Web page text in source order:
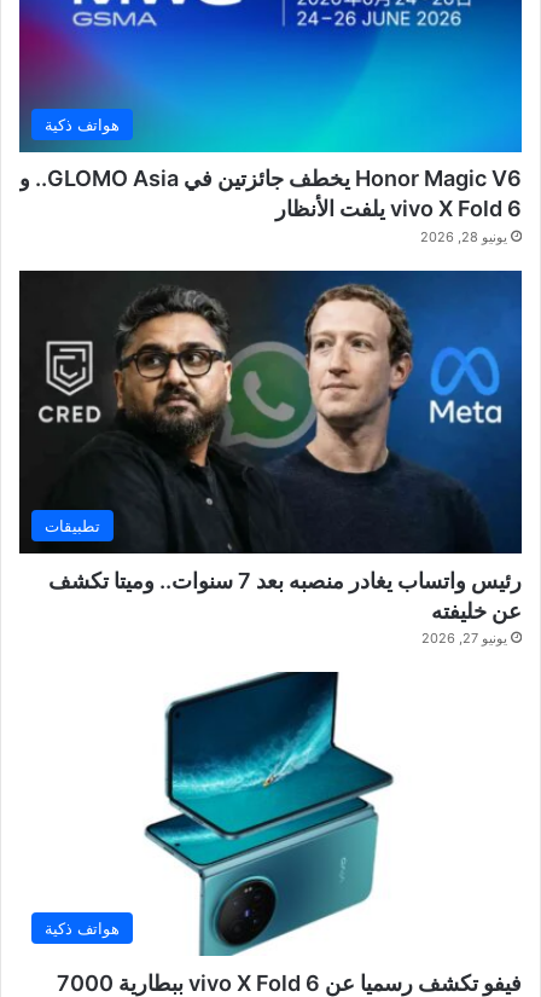
هواتف ذكية
Honor Magic V6 يخطف جائزتين في GLOMO Asia.. و
vivo X Fold 6 يلفت الأنظار
يونيو 28, 2026
تطبيقات
رئيس واتساب يغادر منصبه بعد 7 سنوات.. وميتا تكشف
عن خليفته
يونيو 27, 2026
هواتف ذكية
فيفو تكشف رسميا عن vivo X Fold 6 ببطارية 7000